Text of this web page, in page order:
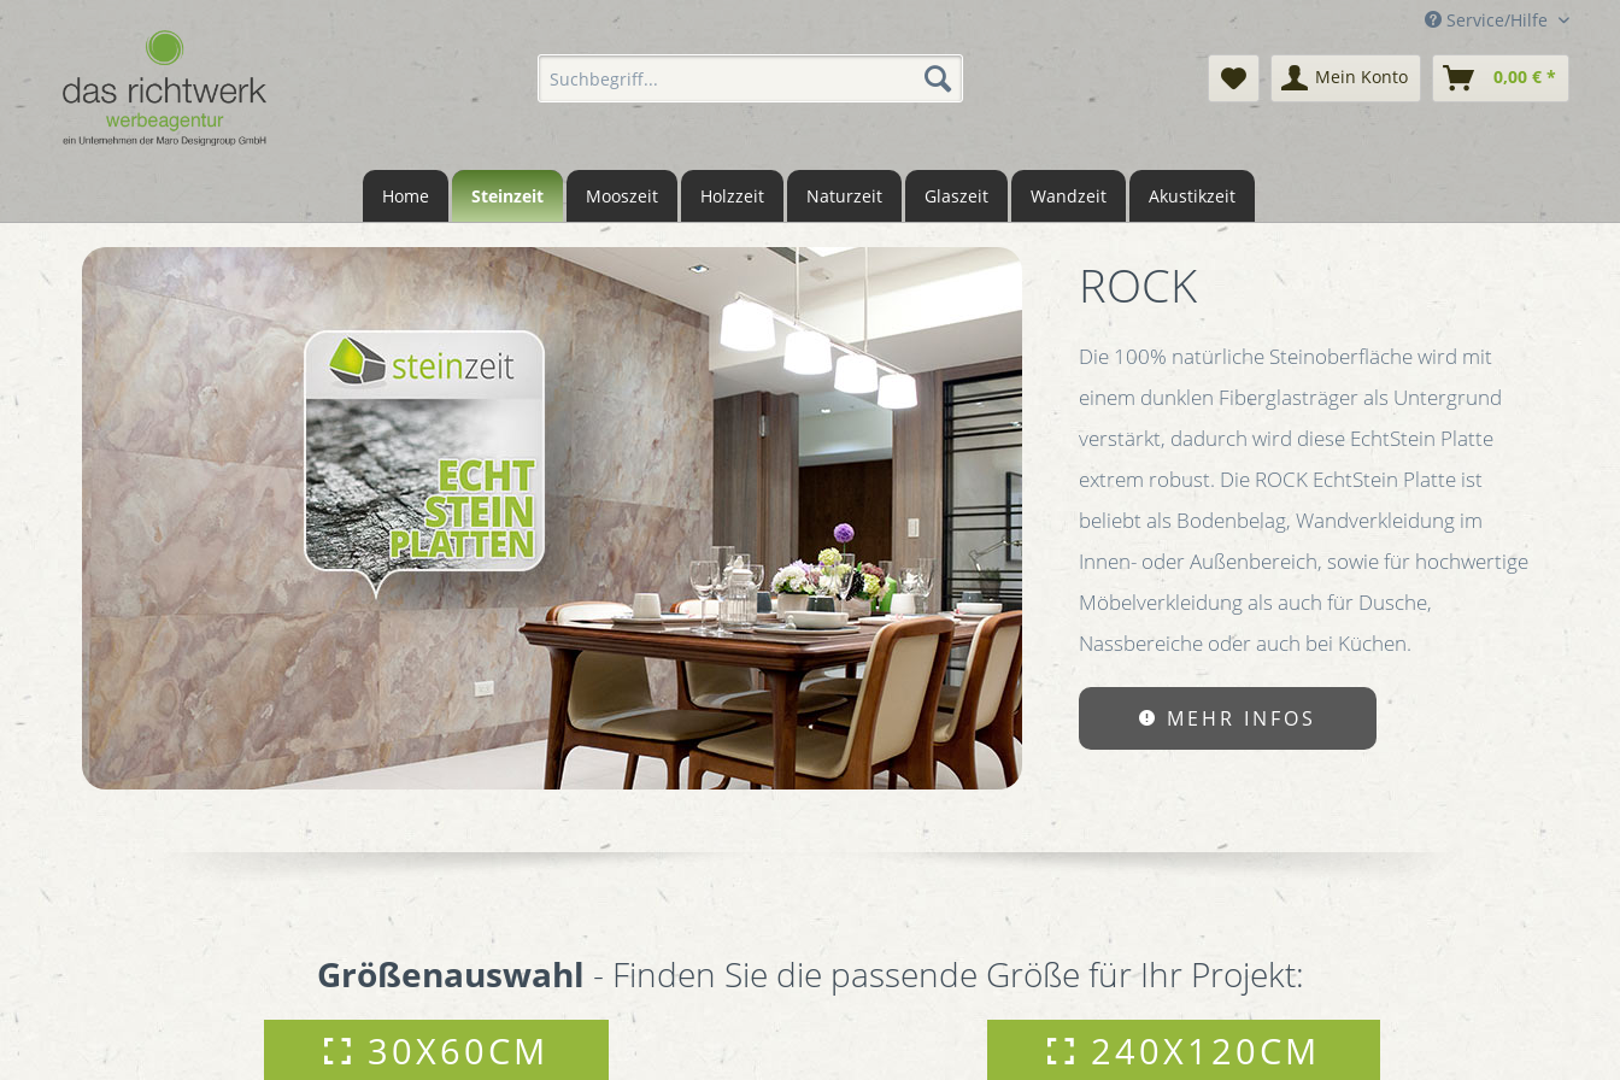
Service/Hilfe
Mein Konto 0,00 € *
Home Steinzeit Mooszeit Holzzeit Naturzeit Glaszeit Wandzeit Akustikzeit
ROCK
Die 100% natürliche Steinoberfläche wird mit
einem dunklen Fiberglasträger als Untergrund
verstärkt, dadurch wird diese EchtStein Platte
extrem robust. Die ROCK EchtStein Platte ist
beliebt als Bodenbelag, Wandverkleidung im
Innen- oder Außenbereich, sowie für hochwertige
Möbelverkleidung als auch für Dusche,
Nassbereiche oder auch bei Küchen.
MEHR INFOS
Größenauswahl - Finden Sie die passende Größe für Ihr Projekt:
30X60CM 240X120CM